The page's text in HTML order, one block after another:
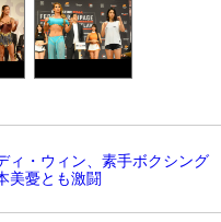
ィ・ウィン、素手ボクシング
美憂とも激闘